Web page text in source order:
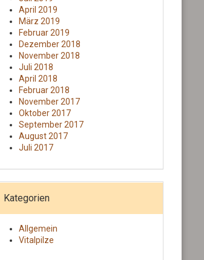
April 2019
März 2019
Februar 2019
Dezember 2018
November 2018
Juli 2018
April 2018
Februar 2018
November 2017
Oktober 2017
September 2017
August 2017
Juli 2017
Kategorien
Allgemein
Vitalpilze